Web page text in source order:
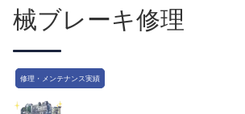
械ブレーキ修理
修理・メンテナンス実績